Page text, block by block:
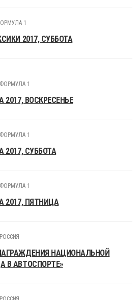
1
2017, СУББОТА
ФОРМУЛА 1
2017, ВОСКРЕСЕНЬЕ
ФОРМУЛА 1
2017, СУББОТА
ФОРМУЛА 1
2017, ПЯТНИЦА
РОССИЯ
НАЦИОНАЛЬНОЙ
В АВТОСПОРТЕ»